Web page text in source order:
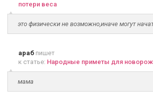
потери веса
это физически не возможно,иначе могут
араб пишет
к статье: Народные приметы для
мама